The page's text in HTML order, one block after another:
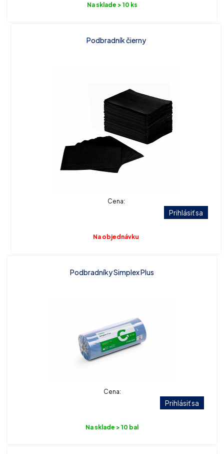
Na sklade > 10 ks
Podbradník čierny
Cena:
Prihlásiť sa
Na objednávku
Podbradníky Simplex Plus
Cena:
Prihlásiť sa
Na sklade > 10 bal